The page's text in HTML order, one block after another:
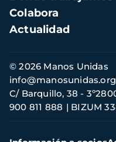
Colabora
Actualidad
Información
de
contacto
© 2026 Manos Unidas
C/ Barquillo, 38 -
900 811 888
BIZUM
info@manosunidas.org